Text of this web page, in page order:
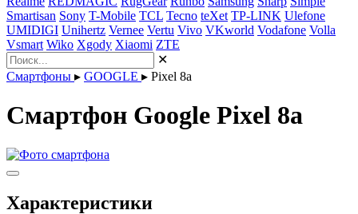
Smartisan Sony T-Mobile TCL Tecno teXet TP-LINK Ulefone
UMIDIGI Unihertz Vernee Vertu Vivo VKworld Vodafone Volla
Vsmart Wiko Xgody Xiaomi ZTE
✕
Смартфоны ▸ GOOGLE ▸ Pixel 8a
Смартфон Google Pixel 8a
Характеристики